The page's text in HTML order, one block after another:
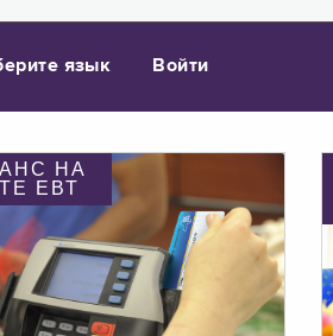
язык Войти
НА
ЕВТ